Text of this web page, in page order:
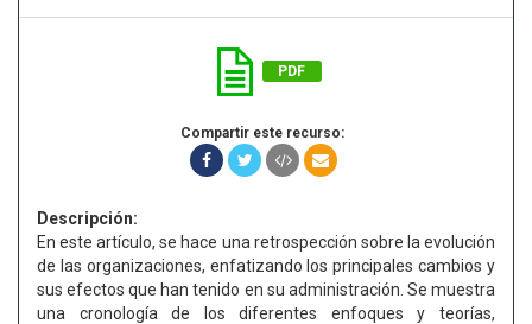
PDF
Compartir este recurso:
Descripción:
En este artículo, se hace una retrospección sobre la evolución
de las organizaciones, enfatizando los principales cambios y
sus efectos que han tenido en su administración. Se muestra
una cronología de los diferentes enfoques y teorías,